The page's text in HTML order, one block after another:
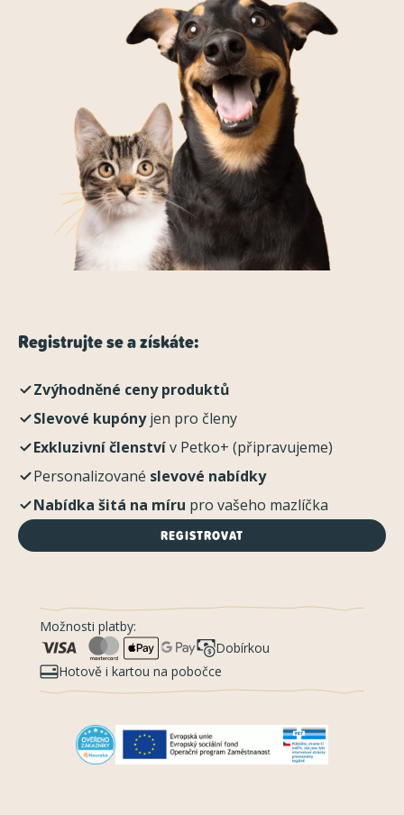
Registrujte se a získáte:
Zvýhodněné ceny produktů
Slevové kupónyjen pro členy
Exkluzivní členstvív Petko+ (připravujeme)
Personalizované slevové nabídky
Nabídka šitá na míru pro vašeho mazlíčka
REGISTROVAT
Možnosti platby:
Dobírkou
Hotově i kartou na pobočce